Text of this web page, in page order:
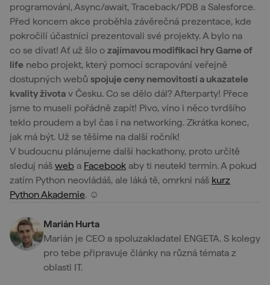
programování, Async/await, Traceback/PDB a Salesforce.
Před koncem akce proběhla závěrečná prezentace, kde
pokročilí účastníci prezentovali své projekty. A bylo na
co se dívat! Ať už šlo o zajímavou modifikaci hry Game of
life nebo projekt, který pomocí scrapování veřejně
dostupných webů spojuje ceny nemovitostí a ukazatele
kvality života v Česku. Co se dělo dál? Afterparty! Přece
jsme to museli pořádně zapít! Pivo, víno i něco tvrdšího
teklo proudem a byl čas i na networking. Zkrátka konec,
jak má být. Už se těšíme na další ročník!
V budoucnu plánujeme další hackathony, proto určitě
sleduj náš web a Facebook aby ti neutekl termín. A pokud
zatím Python neovládáš, ale láká tě, omrkni náš kurz
Python Akademie. ☺️
Marián Hurta
Marián je CEO a spoluzakladatel ENGETA. S kolegy
pro tebe připravuje články na různá témata z
oblasti IT.